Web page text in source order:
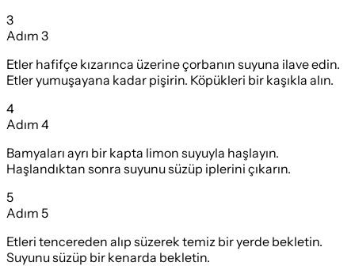
3
Adım 3
Etler hafifçe kızarınca üzerine çorbanın suyuna ilave edin.
Etler yumuşayana kadar pişirin. Köpükleri bir kaşıkla alın.
4
Adım 4
Bamyaları ayrı bir kapta limon suyuyla haşlayın.
Haşlandıktan sonra suyunu süzüp iplerini çıkarın.
5
Adım 5
Etleri tencereden alıp süzerek temiz bir yerde bekletin.
Suyunu süzüp bir kenarda bekletin.